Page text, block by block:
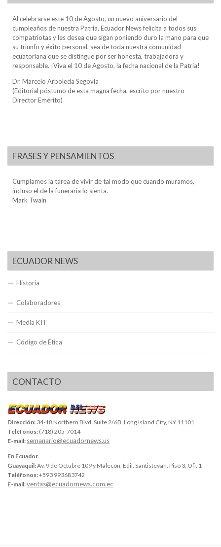
Al celebrarse este 10 de Agosto, un nuevo aniversario del
cumpleaños de nuestra Patria, Ecuador News felicita a todos sus
compatriotas y les desea que sigan poniendo duro la mano para que
su triunfo y éxito personal, sea de toda nuestra comunidad
ecuatoriana que se distingue por ser honesta, trabajadora y
responsable. ¡Viva el 10 de Agosto, la fecha nacional de la Patria!
Dr. Marcelo Arboleda Segovia
(Editorial póstumo de esta magna fecha, escrito por nuestro
Director Emérito)
FRASES Y PENSAMIENTOS
Cumplamos la tarea de vivir de tal modo que cuando muramos,
incluso el de la funeraria lo sienta.
Mark Twain
ECUADOR NEWS
Historia
Colaboradores
Media KIT
Código de Ética
CONTACTO
Dirección: 34-18 Northern Blvd, Suite 2/6B, Long Island City, NY 11101
Teléfonos: (718) 205-7014
E-mail: semanario@ecuadornews.us
En Ecuador
Guayaquil:Av. 9 de Octubre 109 y Malecón, Edif. Santistevan, Piso 3, Ofi. 1
Teléfonos:+593 993683742
E-mail:ventas@ecuadornews.com.ec